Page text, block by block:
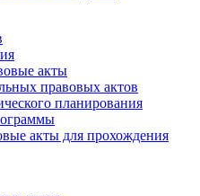
акты
правовых актов
планирования
акты для прохождения